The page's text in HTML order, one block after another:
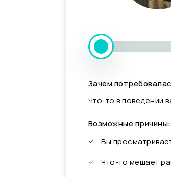
Зачем
Что-то в поведении
Возможные причины:
Вы
Что-то мешает